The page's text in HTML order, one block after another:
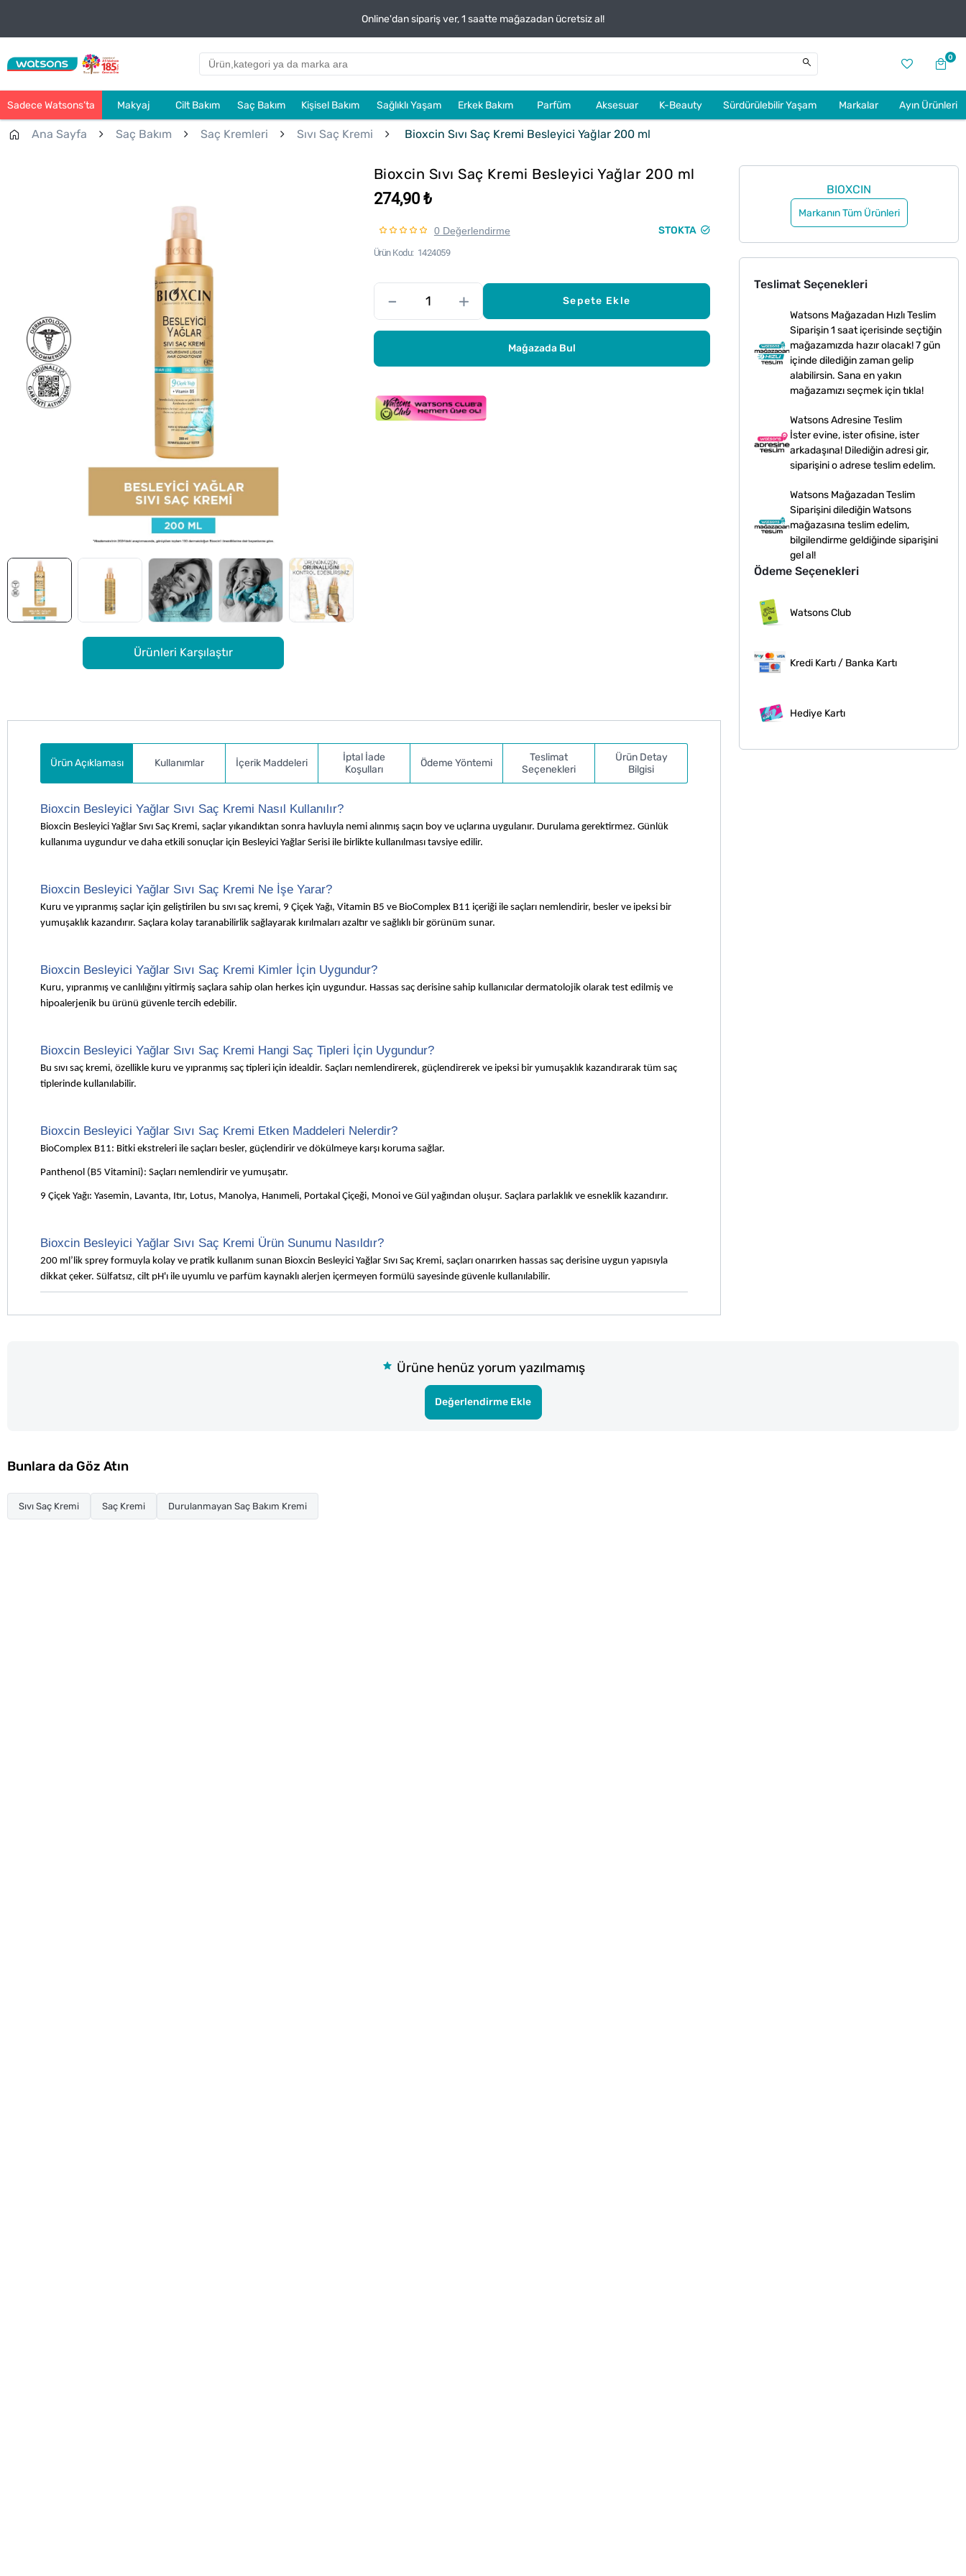
Online'dan sipariş ver, 1 saatte mağazadan ücretsiz al!
0
Sadece Watsons’ta Makyaj Cilt Bakım Saç Bakım Kişisel Bakım Sağlıklı Yaşam Erkek Bakım Parfüm Aksesuar K-Beauty Sürdürülebilir Yaşam Markalar Ayın Ürünleri
Ana Sayfa Saç Bakım Saç Kremleri Sıvı Saç Kremi Bioxcin Sıvı Saç Kremi Besleyici Yağlar 200 ml
Ürünleri Karşılaştır
Bioxcin Sıvı Saç Kremi Besleyici Yağlar 200 ml
274,90 ₺
0 Değerlendirme STOKTA
Ürün Kodu 1424059
– + Sepete Ekle
Mağazada Bul
BIOXCIN
Markanın Tüm Ürünleri
Teslimat Seçenekleri
Watsons Mağazadan Hızlı Teslim
Siparişin 1 saat içerisinde seçtiğin
mağazamızda hazır olacak! 7 gün
içinde dilediğin zaman gelip
alabilirsin. Sana en yakın
mağazamızı seçmek için tıkla!
Watsons Adresine Teslim
İster evine, ister ofisine, ister
arkadaşına! Dilediğin adresi gir,
siparişini o adrese teslim edelim.
Watsons Mağazadan Teslim
Siparişini dilediğin Watsons
mağazasına teslim edelim,
bilgilendirme geldiğinde siparişini
gel al!
Ödeme Seçenekleri
Watsons Club
Kredi Kartı / Banka Kartı
Hediye Kartı
Ürün Açıklaması Kullanımlar İçerik Maddeleri
İptal İade
Koşulları
Ödeme Yöntemi
Teslimat
Seçenekleri
Ürün Detay
Bilgisi
Bioxcin Besleyici Yağlar Sıvı Saç Kremi Nasıl Kullanılır?
Bioxcin Besleyici Yağlar Sıvı Saç Kremi, saçlar yıkandıktan sonra havluyla nemi alınmış saçın boy ve uçlarına uygulanır. Durulama gerektirmez. Günlük
kullanıma uygundur ve daha etkili sonuçlar için Besleyici Yağlar Serisi ile birlikte kullanılması tavsiye edilir.
Bioxcin Besleyici Yağlar Sıvı Saç Kremi Ne İşe Yarar?
Kuru ve yıpranmış saçlar için geliştirilen bu sıvı saç kremi, 9 Çiçek Yağı, Vitamin B5 ve BioComplex B11 içeriği ile saçları nemlendirir, besler ve ipeksi bir
yumuşaklık kazandırır. Saçlara kolay taranabilirlik sağlayarak kırılmaları azaltır ve sağlıklı bir görünüm sunar.
Bioxcin Besleyici Yağlar Sıvı Saç Kremi Kimler İçin Uygundur?
Kuru, yıpranmış ve canlılığını yitirmiş saçlara sahip olan herkes için uygundur. Hassas saç derisine sahip kullanıcılar dermatolojik olarak test edilmiş ve
hipoalerjenik bu ürünü güvenle tercih edebilir.
Bioxcin Besleyici Yağlar Sıvı Saç Kremi Hangi Saç Tipleri İçin Uygundur?
Bu sıvı saç kremi, özellikle kuru ve yıpranmış saç tipleri için idealdir. Saçları nemlendirerek, güçlendirerek ve ipeksi bir yumuşaklık kazandırarak tüm saç
tiplerinde kullanılabilir.
Bioxcin Besleyici Yağlar Sıvı Saç Kremi Etken Maddeleri Nelerdir?
BioComplex B11: Bitki ekstreleri ile saçları besler, güçlendirir ve dökülmeye karşı koruma sağlar.
Panthenol (B5 Vitamini): Saçları nemlendirir ve yumuşatır.
9 Çiçek Yağı: Yasemin, Lavanta, Itır, Lotus, Manolya, Hanımeli, Portakal Çiçeği, Monoi ve Gül yağından oluşur. Saçlara parlaklık ve esneklik kazandırır.
Bioxcin Besleyici Yağlar Sıvı Saç Kremi Ürün Sunumu Nasıldır?
200 ml’lik sprey formuyla kolay ve pratik kullanım sunan Bioxcin Besleyici Yağlar Sıvı Saç Kremi, saçları onarırken hassas saç derisine uygun yapısıyla
dikkat çeker. Sülfatsız, cilt pH'ı ile uyumlu ve parfüm kaynaklı alerjen içermeyen formülü sayesinde güvenle kullanılabilir.
Ürüne henüz yorum yazılmamış
Değerlendirme Ekle
Bunlara da Göz Atın
Sıvı Saç Kremi Saç Kremi Durulanmayan Saç Bakım Kremi